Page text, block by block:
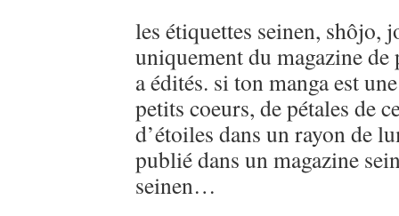
les étiquettes seinen, shôjo,
uniquement du magazine
a édités. si ton manga est
petits coeurs, de pétales de
d’étoiles dans un rayon de
publié dans un magazine
seinen…